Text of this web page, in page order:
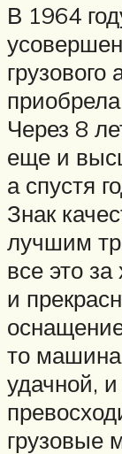
В 1964
грузового
Через 8
еще и
а спустя
Знак
лучшим
все это
и
то
удачной,
грузовые